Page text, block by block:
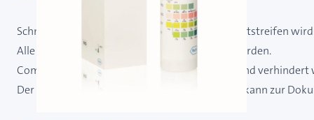
Schnelle und einfache Testdurchführung, der Teststreifen
Alle Testfelder können gleichzeitig abgelesen werden.
Combur-Test® wehrt Vitamin C zuverlässig ab und
Der Befundabschnitt der Gebrauchsanweisung kann zur